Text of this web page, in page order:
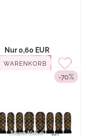
Nur 0,60 EUR
WARENKORB
-70%